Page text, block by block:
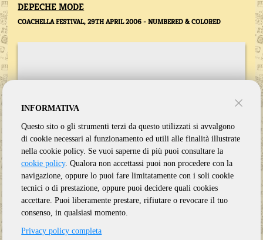
DEPECHE MODE
COACHELLA FESTIVAL, 29TH APRIL 2006 - NUMBERED & COLORED
INFORMATIVA
Questo sito o gli strumenti terzi da questo utilizzati si avvalgono
di cookie necessari al funzionamento ed utili alle finalità illustrate
nella cookie policy. Se vuoi saperne di più puoi consultare la
cookie policy. Qualora non accettassi puoi non procedere con la
navigazione, oppure lo puoi fare limitatamente con i soli cookie
tecnici o di prestazione, oppure puoi decidere quali cookies
accettare. Puoi liberamente prestare, rifiutare o revocare il tuo
consenso, in qualsiasi momento.
Privacy policy completa